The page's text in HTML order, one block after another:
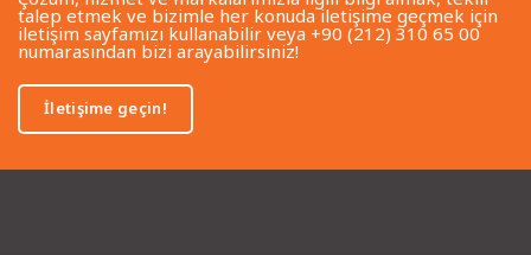
talep etmek ve bizimle her konuda iletişime geçmek için
iletişim sayfamızı kullanabilir veya +90 (212) 310 65 00
numarasından bizi arayabilirsiniz!
İletişime geçin!